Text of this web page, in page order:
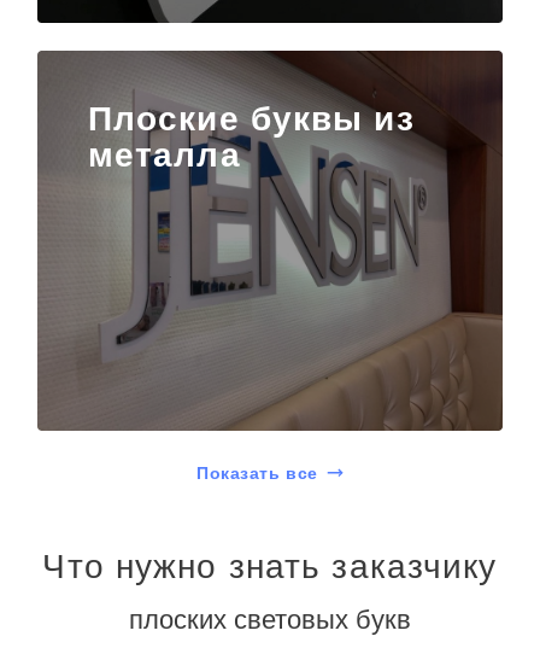
Плоские буквы из
металла
Показать все
Что нужно знать заказчику
плоских световых букв